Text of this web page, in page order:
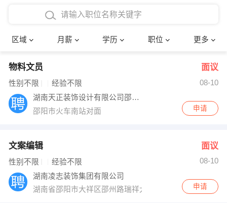
区域 月薪 学历 职位 更多
4000-5000元
8000-12000元
12000-20000元
博士
文员
财务会计
网络IT
快递员
收银员 技术员/工程师
确定
物料文员 面议
性别不限 经验不限
08-10
湖南天正装饰设计有限公司邵阳分公司
邵阳市火车南站对面
申请
文案编辑 面议
性别不限 经验不限
08-10
湖南凌志装饰集团有限公司
湖南省邵阳市大祥区邵州路瑞祥大厦4楼
申请